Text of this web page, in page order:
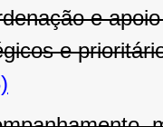
e
e